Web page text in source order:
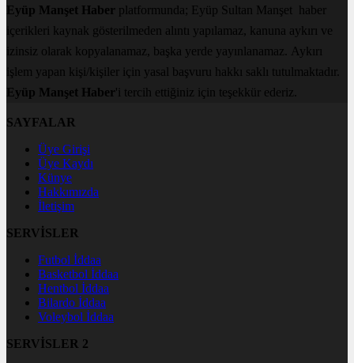
Eyüp Manşet Haber platformunda; Eyüp Sultan Manşet haber
içerikleri kaynak gösterilmeden alıntı yapılamaz, kanuna aykırı ve
izinsiz olarak kopyalanamaz, başka yerde yayınlanamaz. Aykırı
işlem yapan kişi/kişiler için yasal başvuru hakkı saklı tutulmaktadır.
Eyüp Manşet Haber'i tercih ettiğiniz için teşekkür ederiz.
SAYFALAR
Üye Girişi
Üye Kaydı
Künye
Hakkımızda
İletişim
SERVİSLER
Futbol İddaa
Basketbol İddaa
Hentbol İddaa
Bilardo İddaa
Voleybol İddaa
SERVİSLER 2